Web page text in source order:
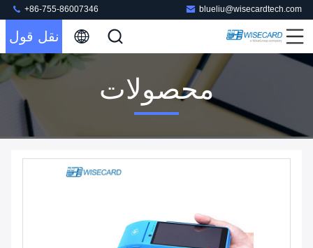
blueliu@wisecardtech.com
+86-755-86007346
نقل قول
محصولات